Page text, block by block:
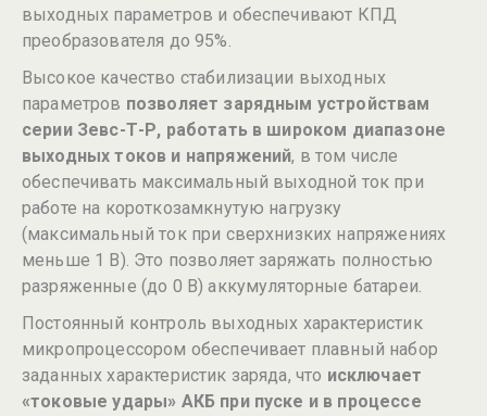
выходных параметров и обеспечивают КПД
преобразователя до 95%.
Высокое качество стабилизации выходных
параметров позволяет зарядным устройствам
серии Зевс-Т-Р, работать в широком диапазоне
выходных токов и напряжений, в том числе
обеспечивать максимальный выходной ток при
работе на короткозамкнутую нагрузку
(максимальный ток при сверхнизких напряжениях
меньше 1 В). Это позволяет заряжать полностью
разряженные (до 0 В) аккумуляторные батареи.
Постоянный контроль выходных характеристик
микропроцессором обеспечивает плавный набор
заданных характеристик заряда, что исключает
«токовые удары» АКБ при пуске и в процессе